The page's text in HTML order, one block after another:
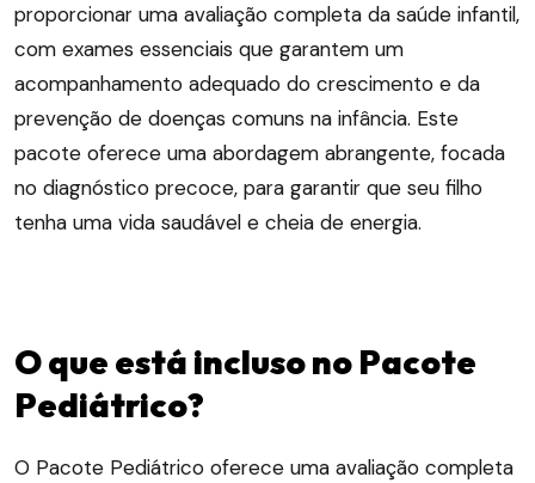
proporcionar uma avaliação completa da saúde infantil,
com exames essenciais que garantem um
acompanhamento adequado do crescimento e da
prevenção de doenças comuns na infância. Este
pacote oferece uma abordagem abrangente, focada
no diagnóstico precoce, para garantir que seu filho
tenha uma vida saudável e cheia de energia.
O que está incluso no Pacote
Pediátrico?
O Pacote Pediátrico oferece uma avaliação completa